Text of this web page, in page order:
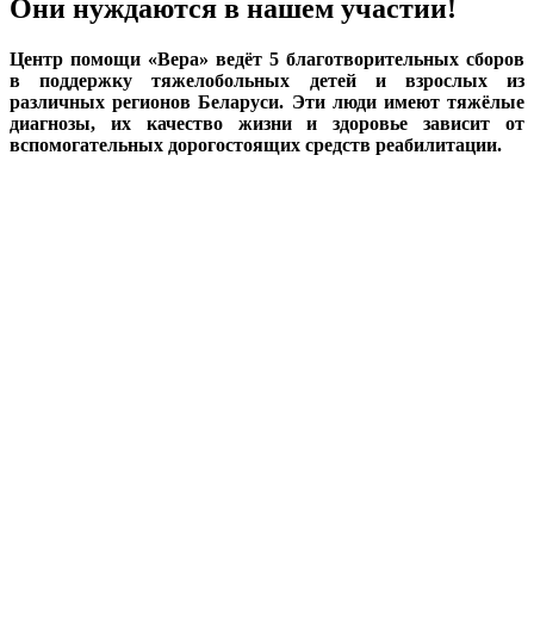
Они нуждаются в нашем участии!
Центр помощи «Вера» ведёт 5 благотворительных сборов
в поддержку тяжелобольных детей и взрослых из
различных регионов Беларуси. Эти люди имеют тяжёлые
диагнозы, их качество жизни и здоровье зависит от
вспомогательных дорогостоящих средств реабилитации.